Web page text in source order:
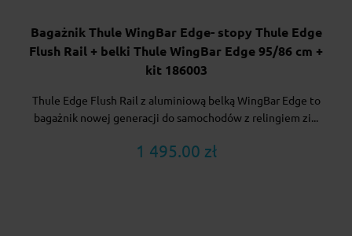
Bagażnik Thule WingBar Edge- stopy Thule Edge
Flush Rail + belki Thule WingBar Edge 95/86 cm +
kit 186003
Thule Edge Flush Rail z aluminiową belką WingBar Edge to
bagażnik nowej generacji do samochodów z relingiem zi...
1 495.00 zł